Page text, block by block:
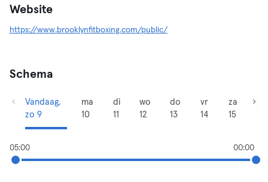
Website
https://www.brooklynfitboxing.com/public/
Schema
Vandaag,
zo 9
ma
10
di
11
wo
12
do
13
vr
14
za
15
05:00 00:00